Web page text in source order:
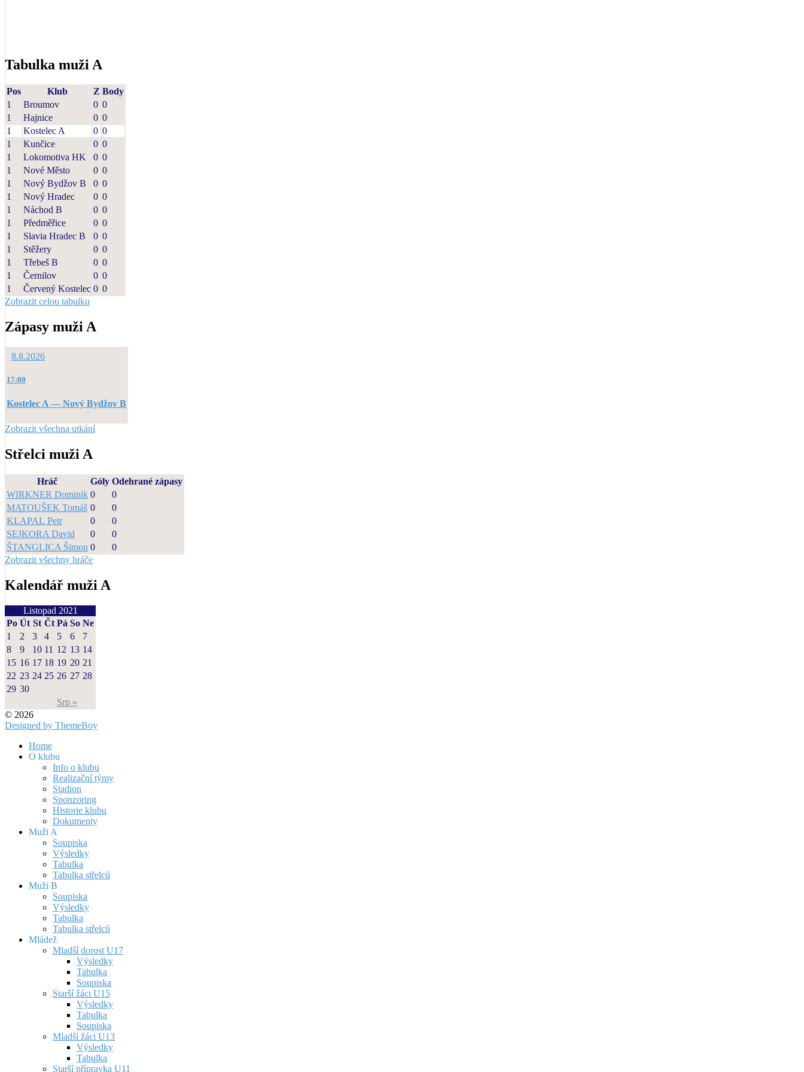
Tabulka muži A
Pos Klub Z Body
1
Broumov 0 0
1
Hajnice 0 0
1
Kostelec A 0 0
1
Kunčice 0 0
1
Lokomotiva HK 0 0
1
Nové Město 0 0
1
Nový Bydžov B 0 0
1
Nový Hradec 0 0
1
Náchod B 0 0
1
Předměřice 0 0
1
Slavia Hradec B 0 0
1
Stěžery 0 0
1
Třebeš B 0 0
1
Černilov 0 0
1
Červený Kostelec 0 0
Zobrazit celou tabulku
Zápasy muži A
8.8.2026
17:00
Kostelec A — Nový Bydžov B
Zobrazit všechna utkání
Střelci muži A
Hráč Góly Odehrané zápasy
WIRKNER Dominik 0
0
MATOUŠEK Tomáš 0
0
KLAPAL Petr
0
0
SEJKORA David
0
0
ŠTANGLICA Šimon 0
0
Zobrazit všechny hráče
Kalendář muži A
Listopad 2021
Po Út St Čt Pá So Ne
Srp »
1 2 3 4 5 6
7
8
9 10 11 12 13 14
15 16 17 18 19 20 21
22 23 24 25 26 27 28
29 30
© 2026
Designed by ThemeBoy
Home
O klubu
Info o klubu
Realizační týmy
Stadion
Sponzoring
Historie klubu
Dokumenty
Muži A
Soupiska
Výsledky
Tabulka
Tabulka střelců
Muži B
Soupiska
Výsledky
Tabulka
Tabulka střelců
Mládež
Mladší dorost U17
Výsledky
Tabulka
Soupiska
Starší žáci U15
Výsledky
Tabulka
Soupiska
Mladší žáci U13
Výsledky
Tabulka
Starší přípravka U11